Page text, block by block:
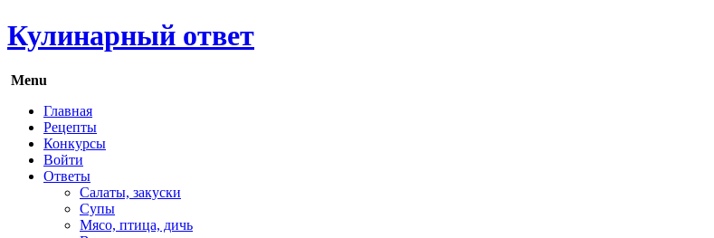
Кулинарный ответ
Menu
Главная
Рецепты
Конкурсы
Войти
Ответы
Салаты, закуски
Супы
Мясо, птица, дичь